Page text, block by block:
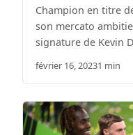
Champion en titre
son mercato
signature de Kevin
février 16, 20231 min